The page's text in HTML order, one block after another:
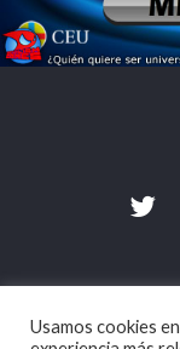
Aviso
Usamos cookies